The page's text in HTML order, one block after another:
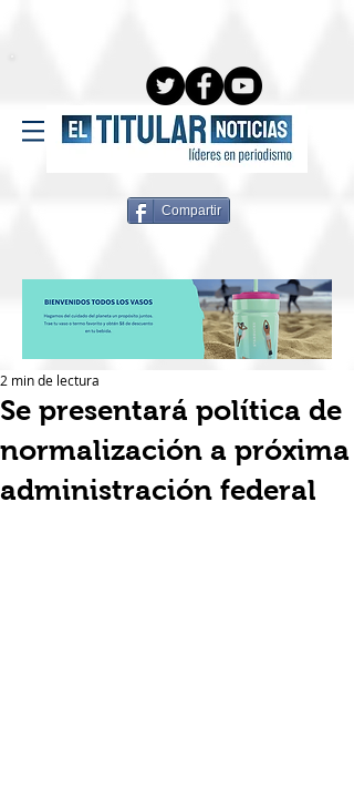
Compartir
Se presentará política de
normalización a próxima
administración federal
2 min de lectura